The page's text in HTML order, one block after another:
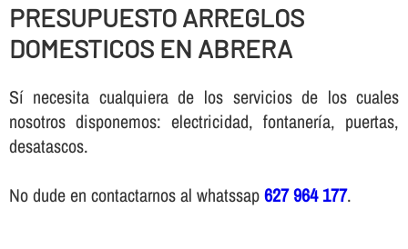
PRESUPUESTO ARREGLOS
DOMESTICOS EN ABRERA
Sí necesita cualquiera de los servicios de los cuales
nosotros disponemos: electricidad, fontanería, puertas,
desatascos.
No dude en contactarnos al whatssap627 964 177.